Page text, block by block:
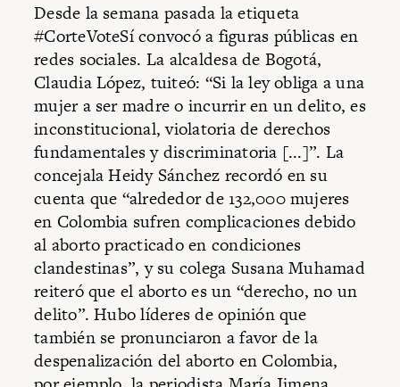
Desde la semana pasada la etiqueta
#CorteVoteSí convocó a figuras públicas en
redes sociales. La alcaldesa de Bogotá,
Claudia López, tuiteó: “Si la ley obliga a una
mujer a ser madre o incurrir en un delito, es
inconstitucional, violatoria de derechos
fundamentales y discriminatoria [...]”. La
concejala Heidy Sánchez recordó en su
cuenta que “alrededor de 132,000 mujeres
en Colombia sufren complicaciones debido
al aborto practicado en condiciones
clandestinas”, y su colega Susana Muhamad
reiteró que el aborto es un “derecho, no un
delito”. Hubo líderes de opinión que
también se pronunciaron a favor de la
despenalización del aborto en Colombia,